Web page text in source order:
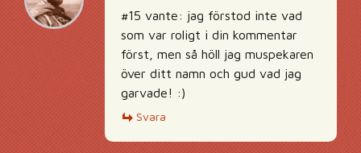
#15 vante: jag förstod inte vad
som var roligt i din kommentar
först, men så höll jag muspekaren
över ditt namn och gud vad jag
garvade! :)
Svara